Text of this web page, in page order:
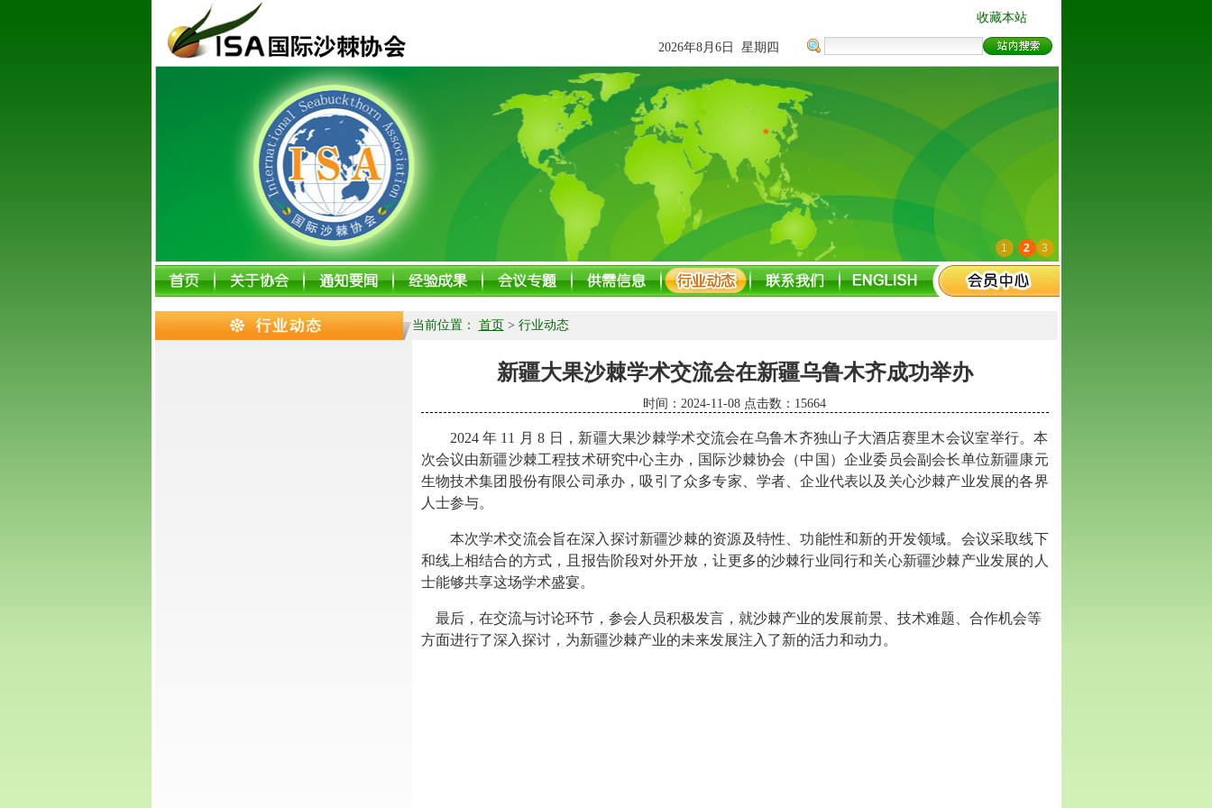
2026年8月6日 星期四
收藏本站
1 2 3
当前位置： 首页 > 行业动态
新疆大果沙棘学术交流会在新疆乌鲁木齐成功举办
时间： 2024-11-08 点击数： 15664
2024 年 11 月 8 日，新疆大果沙棘学术交流会在乌鲁木齐独山子大酒店赛里木会议室举行。本
次会议由新疆沙棘工程技术研究中心主办， 国际沙棘协会（中国）企业委员会副会长单位新疆康元
生物技术集团股份有限公司承办，吸引了众多专家、学者、企业代表以及关心沙棘产业发展的各界
人士参与。
本次学术交流会旨在深入探讨新疆沙棘的资源及特性、功能性和新的开发领域。会议采取线下
和线上相结合的方式，且报告阶段对外开放，让更多的沙棘行业同行和关心新疆沙棘产业发展的人
士能够共享这场学术盛宴。
最后，在交流与讨论环节，参会人员积极发言，就沙棘产业的发展前景、技术难题、合作机会等
方面进行了深入探讨，为新疆沙棘产业的未来发展注入了新的活力和动力。